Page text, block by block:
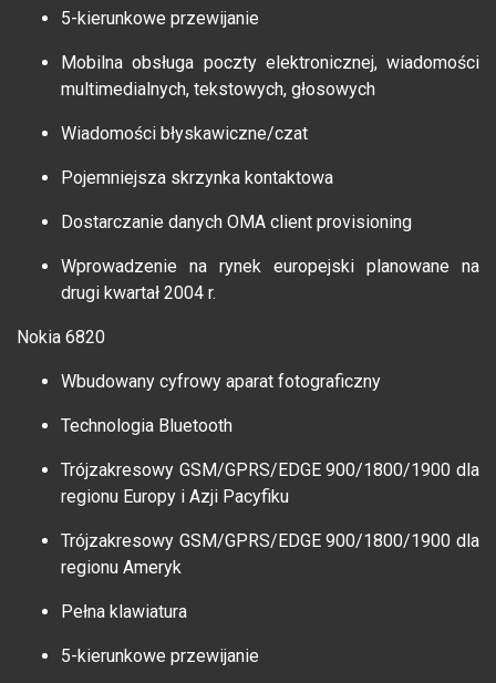
5-kierunkowe przewijanie
Mobilna obsługa poczty elektronicznej, wiadomości
multimedialnych, tekstowych, głosowych
Wiadomości błyskawiczne/czat
Pojemniejsza skrzynka kontaktowa
Dostarczanie danych OMA client provisioning
Wprowadzenie na rynek europejski planowane na
drugi kwartał 2004 r.
Nokia 6820
Wbudowany cyfrowy aparat fotograficzny
Technologia Bluetooth
Trójzakresowy GSM/GPRS/EDGE 900/1800/1900 dla
regionu Europy i Azji Pacyfiku
Trójzakresowy GSM/GPRS/EDGE 900/1800/1900 dla
regionu Ameryk
Pełna klawiatura
5-kierunkowe przewijanie